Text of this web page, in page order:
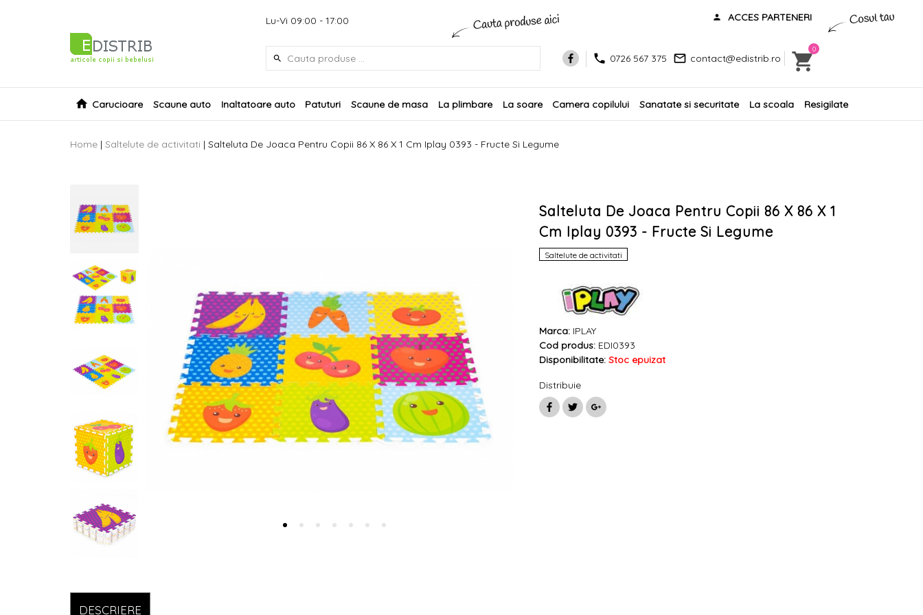
ACCES PARTENERI
Lu-Vi 09:00 - 17:00
0726 567 375 contact@edistrib.ro
0
Carucioare Scaune auto Inaltatoare auto Patuturi Scaune de masa La plimbare La soare Camera copilului Sanatate si securitate La scoala Resigilate
Home | Saltelute de activitati | Salteluta De Joaca Pentru Copii 86 X 86 X 1 Cm Iplay 0393 - Fructe Si Legume
Salteluta De Joaca Pentru Copii 86 X 86 X 1
Cm Iplay 0393 - Fructe Si Legume
Saltelute de activitati
Marca: IPLAY
Cod produs: EDI0393
Disponibilitate: Stoc epuizat
Distribuie
DESCRIERE